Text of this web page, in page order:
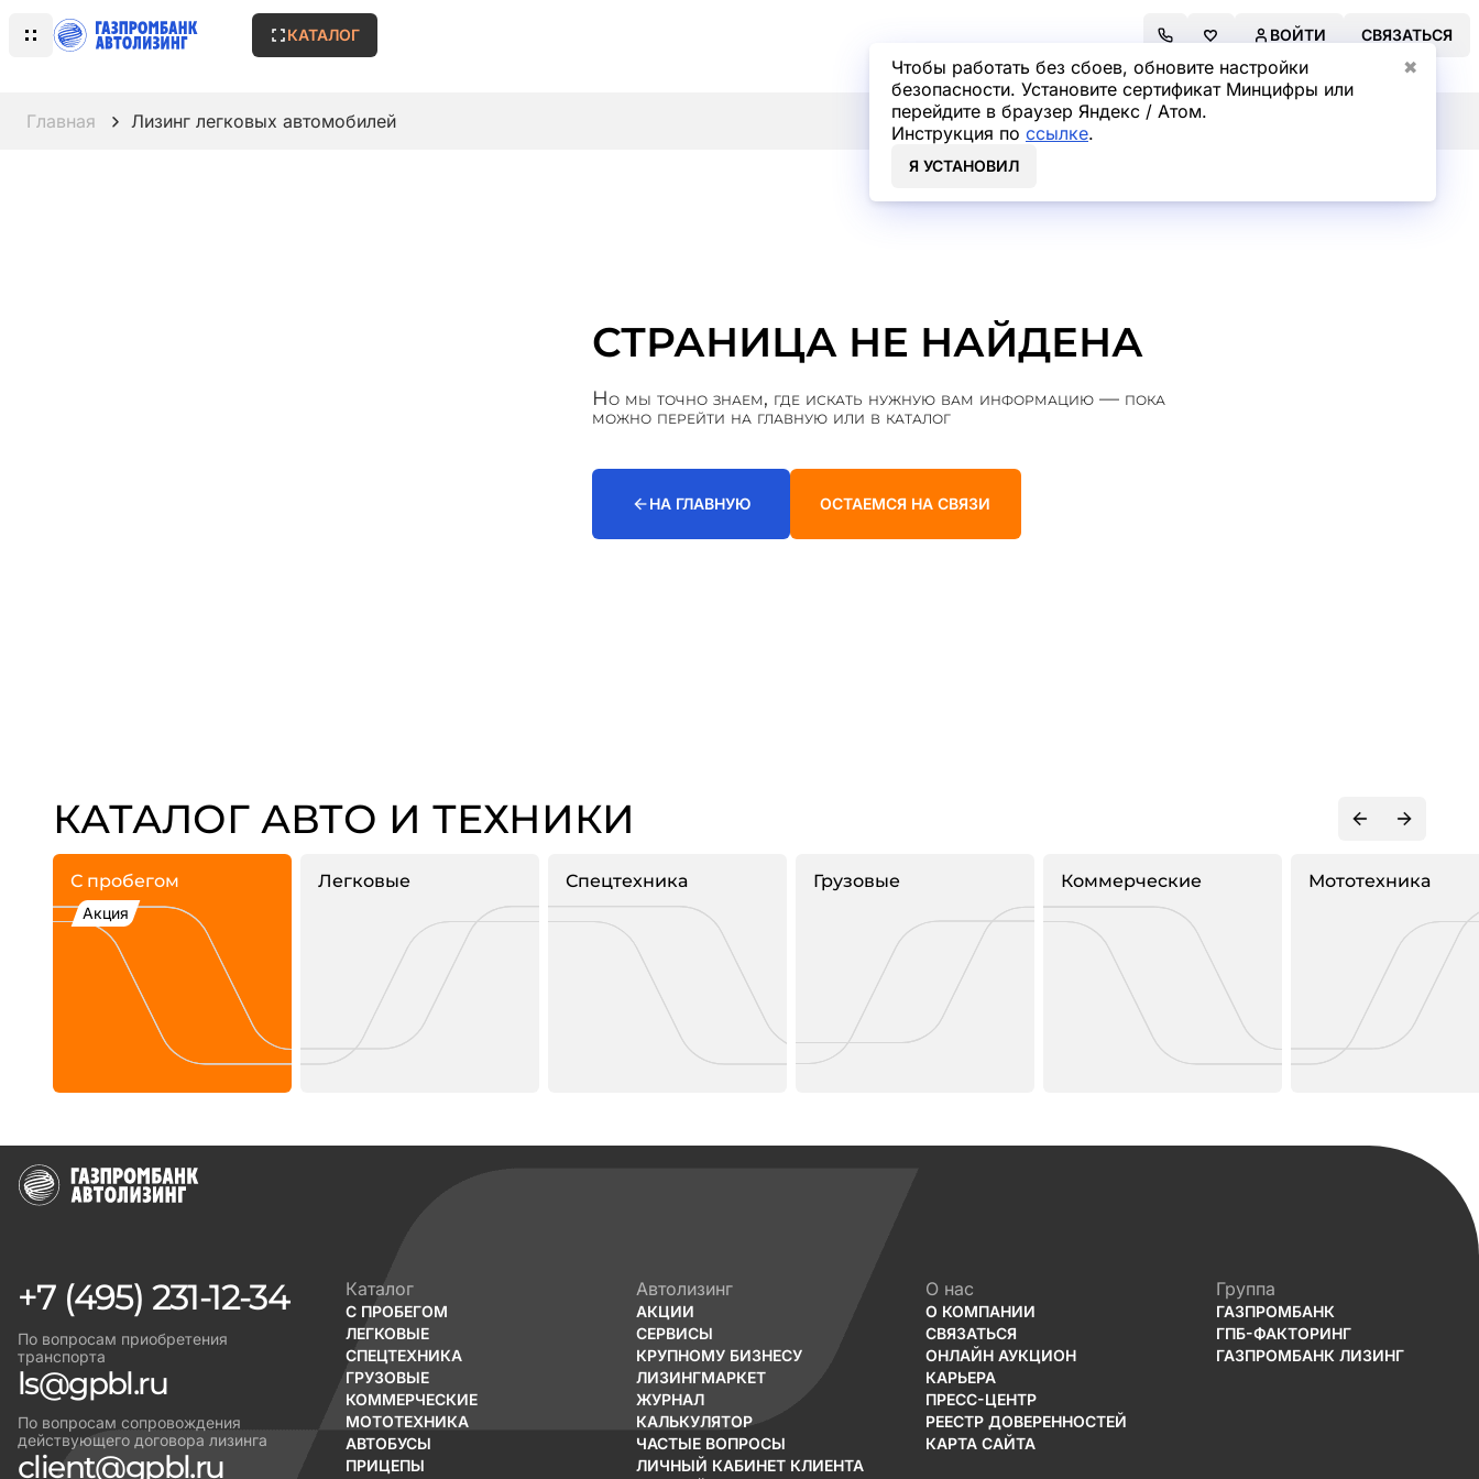
Чтобы работать без сбоев, обновите настройки
безопасности. Установите сертификат Минцифры или
перейдите в браузер Яндекс / Атом.
Инструкция по ссылке.
Я УСТАНОВИЛ
✖
КАТАЛОГ ВОЙТИ СВЯЗАТЬСЯ
Главная Лизинг легковых автомобилей
СТРАНИЦА НЕ НАЙДЕНА
Но мы точно знаем, где искать нужную вам информацию — пока
можно перейти на главную или в каталог
НА ГЛАВНУЮ ОСТАЕМСЯ НА СВЯЗИ
КАТАЛОГ АВТО И ТЕХНИКИ
С пробегом
Акция
Легковые Спецтехника Грузовые Коммерческие Мототехника
+7 (495) 231-12-34
По вопросам приобретения
транспорта
ls@gpbl.ru
По вопросам сопровождения
действующего договора лизинга
client@gpbl.ru
Каталог
С ПРОБЕГОМ
ЛЕГКОВЫЕ
СПЕЦТЕХНИКА
ГРУЗОВЫЕ
КОММЕРЧЕСКИЕ
МОТОТЕХНИКА
АВТОБУСЫ
ПРИЦЕПЫ
Автолизинг
АКЦИИ
СЕРВИСЫ
КРУПНОМУ БИЗНЕСУ
ЛИЗИНГМАРКЕТ
ЖУРНАЛ
КАЛЬКУЛЯТОР
ЧАСТЫЕ ВОПРОСЫ
ЛИЧНЫЙ КАБИНЕТ КЛИЕНТА
О нас
О КОМПАНИИ
СВЯЗАТЬСЯ
ОНЛАЙН АУКЦИОН
КАРЬЕРА
ПРЕСС-ЦЕНТР
РЕЕСТР ДОВЕРЕННОСТЕЙ
КАРТА САЙТА
Группа
ГАЗПРОМБАНК
ГПБ-ФАКТОРИНГ
ГАЗПРОМБАНК ЛИЗИНГ